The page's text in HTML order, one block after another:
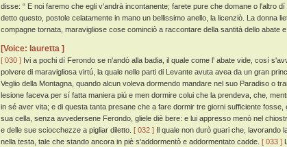
disse: “ E noi faremo che egli v'andrà incontanente; farete pure che domane o l'altro
detto questo, postole celatamente in mano un bellissimo anello, la licenziò. La donna
compagne tornata, maravigliose cose cominciò a raccontare della santità dello abate
[Voice: lauretta ]
[ 030 ] Ivi a pochi dí Ferondo se n'andò alla badia, il quale come l' abate vide, cosí
polvere di maravigliosa virtú, la quale nelle parti di Levante avuta avea da un gran
Veglio della Montagna, quando alcun voleva dormendo mandare nel suo Paradiso o
lesione faceva per sí fatta maniera piú e men dormire colui che la prendeva, che,
in sé aver vita; e di questa tanta presane che a fare dormir tre giorni sufficiente
sua cella, senza avvedersene Ferondo, gliele diè bere: e lui appresso menò nel
e delle sue sciocchezze a pigliar diletto. [ 032 ] Il quale non durò guari che, lavorando
nella testa, tale che stando ancora in piè s'addormentò e addormentato cadde. [ 033 ]